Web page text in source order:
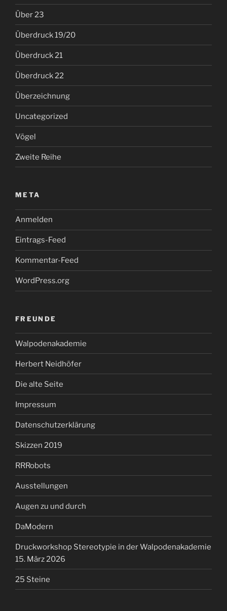
Über 23
Überdruck 19/20
Überdruck 21
Überdruck 22
Überzeichnung
Uncategorized
Vögel
Zweite Reihe
META
Anmelden
Eintrags-Feed
Kommentar-Feed
WordPress.org
FREUNDE
Walpodenakademie
Herbert Neidhöfer
Die alte Seite
Impressum
Datenschutzerklärung
Skizzen 2019
RRRobots
Ausstellungen
Augen zu und durch
DaModern
Druckworkshop Stereotypie in der Walpodenakademie
15. März 2026
25 Steine